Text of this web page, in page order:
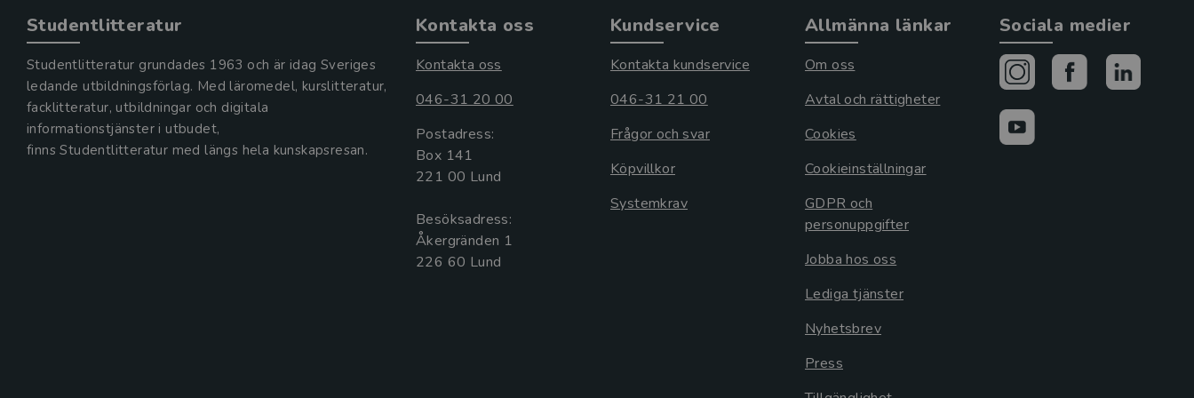
Studentlitteratur
Studentlitteratur grundades 1963 och är idag Sveriges
ledande utbildningsförlag. Med läromedel, kurslitteratur,
facklitteratur, utbildningar och digitala
informationstjänster i utbudet,
finns Studentlitteratur med längs hela kunskapsresan.
Kontakta oss
Kontakta oss
046-31 20 00
Postadress:
Box 141
221 00 Lund
Besöksadress:
Åkergränden 1
Kundservice
Kontakta kundservice
046-31 21 00
Frågor och svar
Köpvillkor
Systemkrav
Allmänna länkar
Om oss
Avtal och rättigheter
Cookies
Cookieinställningar
GDPR och
personuppgifter
Jobba hos oss
Lediga tjänster
Nyhetsbrev
Press
Sociala medier